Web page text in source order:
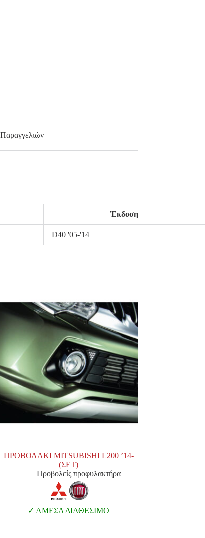
Έκδοση
D40 '05-'14
ΠΡΟΒΟΛΑΚΙ MITSUBISHI L200 ’14-
(ΣΕΤ)
Προβολείς προφυλακτήρα
ΑΜΕΣΑ ΔΙΑΘΕΣΙΜΟ